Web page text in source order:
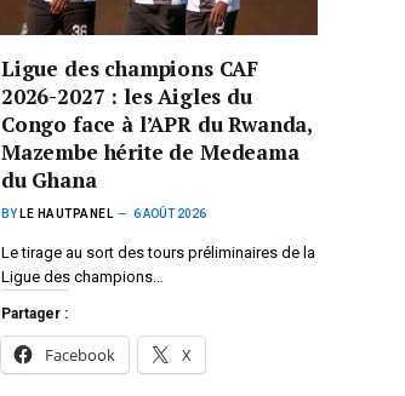
Ligue des champions CAF
2026-2027 : les Aigles du
Congo face à l’APR du Rwanda,
Mazembe hérite de Medeama
du Ghana
BY LE HAUTPANEL 6 AOÛT 2026
Le tirage au sort des tours préliminaires de la
Ligue des champions…
Partager :
Facebook X